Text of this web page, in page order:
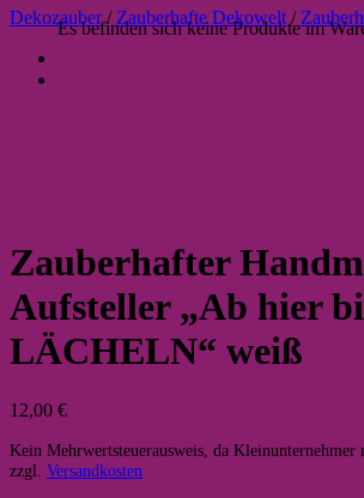
Es befinden sich keine Produkte im
Dekozauber / Zauberhafte Dekowelt /
Zauberhafter
Aufsteller „Ab hier
LÄCHELN“ weiß
12,00 €
Kein Mehrwertsteuerausweis, da Kleinunternehmer
zzgl. Versandkosten